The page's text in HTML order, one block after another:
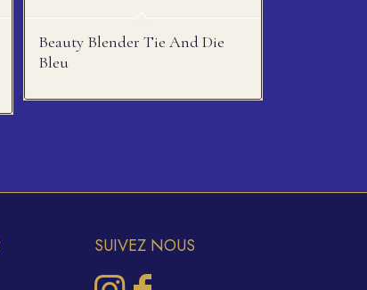
Beauty Blender Tie And Die
Bleu
SUIVEZ NOUS